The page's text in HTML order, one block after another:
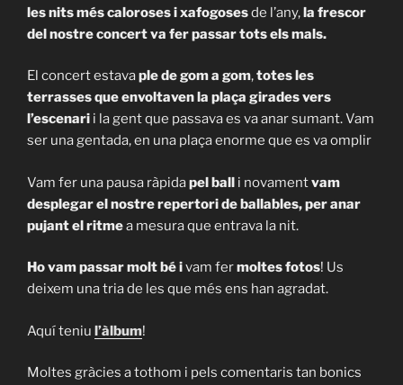
les nits més caloroses i xafogosesde l’any,la frescor
del nostre concert va fer passar tots els mals.
El concert estavaple de gom a gom,totes les
terrasses que envoltaven la plaça girades vers
l’escenari i la gent que passava es va anar sumant. Vam
ser una gentada, en una plaça enorme que es va omplir
Vam fer una pausa ràpidapel ball i novamentvam
desplegar el nostre repertori de ballables, per anar
pujant el ritmea mesura que entrava la nit.
Ho vam passar molt bé ivam fermoltes fotos! Us
deixem una tria de les que més ens han agradat.
Aquí teniu l’àlbum!
Moltes gràcies a tothom i pels comentaris tan bonics